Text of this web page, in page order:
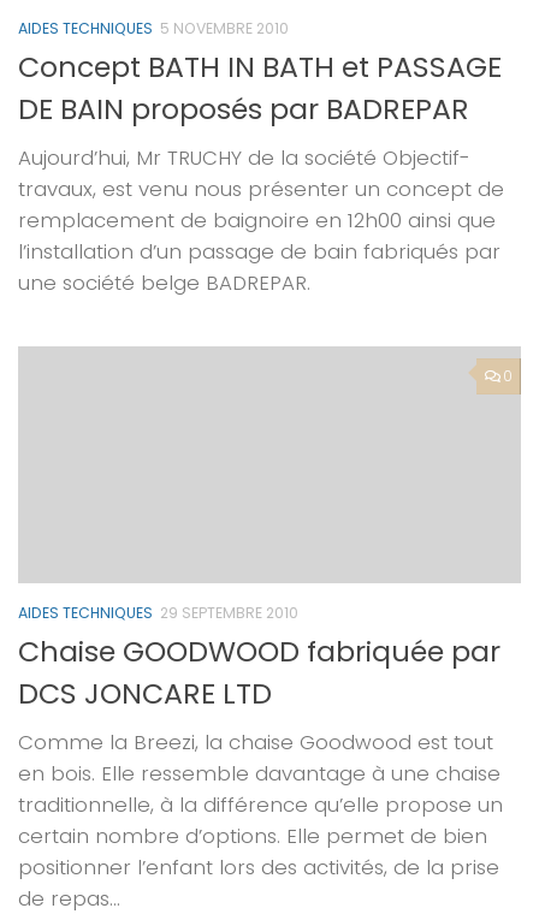
AIDES TECHNIQUES 5 NOVEMBRE 2010
Concept BATH IN BATH et PASSAGE
DE BAIN proposés par BADREPAR
Aujourd’hui, Mr TRUCHY de la société Objectif-
travaux, est venu nous présenter un concept de
remplacement de baignoire en 12h00 ainsi que
l’installation d’un passage de bain fabriqués par
une société belge BADREPAR.
0
AIDES TECHNIQUES 29 SEPTEMBRE 2010
Chaise GOODWOOD fabriquée par
DCS JONCARE LTD
Comme la Breezi, la chaise Goodwood est tout
en bois. Elle ressemble davantage à une chaise
traditionnelle, à la différence qu’elle propose un
certain nombre d’options. Elle permet de bien
positionner l’enfant lors des activités, de la prise
de repas…